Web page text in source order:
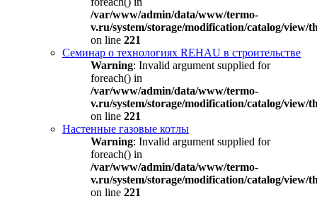
/var/www/admin/data/www/termo-
v.ru/system/storage/modification/catalog/view/
on line 221
Семинар о технологиях REHAU в строительстве
Warning: Invalid argument supplied for
foreach() in
/var/www/admin/data/www/termo-
v.ru/system/storage/modification/catalog/view/
on line 221
Настенные газовые котлы
Warning: Invalid argument supplied for
foreach() in
/var/www/admin/data/www/termo-
v.ru/system/storage/modification/catalog/view/
on line 221